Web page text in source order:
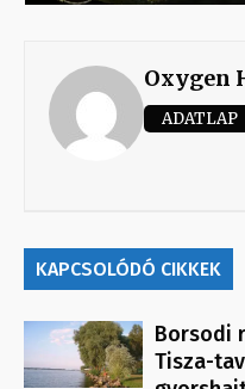
Oxygen
ADATLAP
KAPCSOLÓDÓ CIKKEK
Borsodi
Tisza-